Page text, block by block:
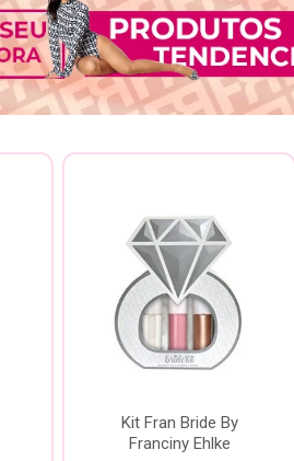
Kit Fran Bride By
Franciny Ehlke